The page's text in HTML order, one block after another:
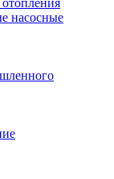
насосные